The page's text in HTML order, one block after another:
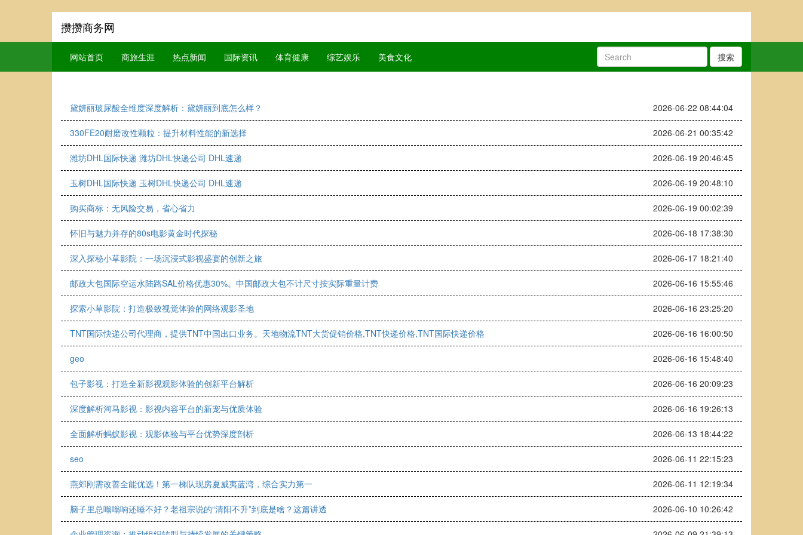
攒攒商务网
网站首页 商旅生涯 热点新闻 国际资讯 体育健康 综艺娱乐 美食文化 搜索
黛妍丽玻尿酸全维度深度解析：黛妍丽到底怎么样？ 2026-06-22 08:44:04
330FE20耐磨改性颗粒：提升材料性能的新选择 2026-06-21 00:35:42
潍坊DHL国际快递 潍坊DHL快递公司 DHL速递 2026-06-19 20:46:45
玉树DHL国际快递 玉树DHL快递公司 DHL速递 2026-06-19 20:48:10
购买商标：无风险交易，省心省力 2026-06-19 00:02:39
怀旧与魅力并存的80s电影黄金时代探秘 2026-06-18 17:38:30
深入探秘小草影院：一场沉浸式影视盛宴的创新之旅 2026-06-17 18:21:40
邮政大包国际空运水陆路SAL价格优惠30%。中国邮政大包不计尺寸按实际重量计费 2026-06-16 15:55:46
探索小草影院：打造极致视觉体验的网络观影圣地 2026-06-16 23:25:20
TNT国际快递公司代理商，提供TNT中国出口业务。天地物流TNT大货促销价格,TNT快递价格,TNT国际快递价格 2026-06-16 16:00:50
geo 2026-06-16 15:48:40
包子影视：打造全新影视观影体验的创新平台解析 2026-06-16 20:09:23
深度解析河马影视：影视内容平台的新宠与优质体验 2026-06-16 19:26:13
全面解析蚂蚁影视：观影体验与平台优势深度剖析 2026-06-13 18:44:22
seo 2026-06-11 22:15:23
燕郊刚需改善全能优选！第一梯队现房夏威夷蓝湾，综合实力第一 2026-06-11 12:19:34
脑子里总嗡嗡响还睡不好？老祖宗说的“清阳不升”到底是啥？这篇讲透 2026-06-10 10:26:42